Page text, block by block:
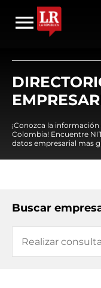
¡Conozca la
Colombia! Encuentre
datos empresarial mas
Buscar